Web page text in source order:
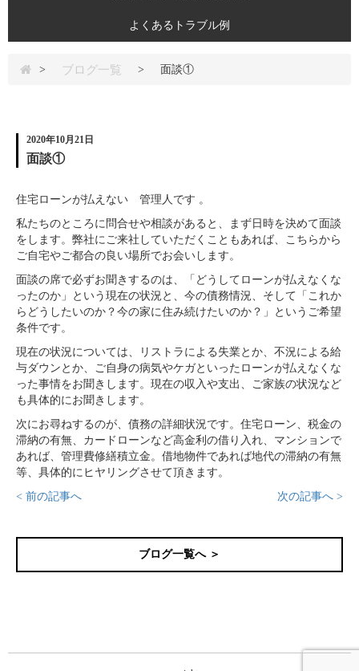
よくあるトラブル例
> ブログ一覧 > 面談①
2020年10月21日
面談①
住宅ローンが払えない 管理人です 。
私たちのところに問合せや相談があると、まず日時を決めて面談
をします。弊社にご来社していただくこともあれば、こちらから
ご自宅やご都合の良い場所でお会いします。
面談の席で必ずお聞きするのは、「どうしてローンが払えなくな
ったのか」という現在の状況と、今の債務情況、そして「これか
らどうしたいのか？今の家に住み続けたいのか？」というご希望
条件です。
現在の状況については、リストラによる失業とか、不況による給
与ダウンとか、ご自身の病気やケガといったローンが払えなくな
った事情をお聞きします。現在の収入や支出、ご家族の状況など
も具体的にお聞きします。
次にお尋ねするのが、債務の詳細状況です。住宅ローン、税金の
滞納の有無、カードローンなど高金利の借り入れ、マンションで
あれば、管理費修繕積立金。借地物件であれば地代の滞納の有無
等、具体的にヒヤリングさせて頂きます。
< 前の記事へ
次の記事へ >
ブログ一覧へ ＞